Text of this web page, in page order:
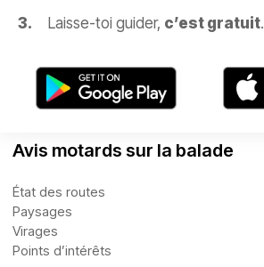
Laisse-toi guider, c’est gratuit.
Avis motards sur la balade
État des routes
Paysages
Virages
Points d’intérêts